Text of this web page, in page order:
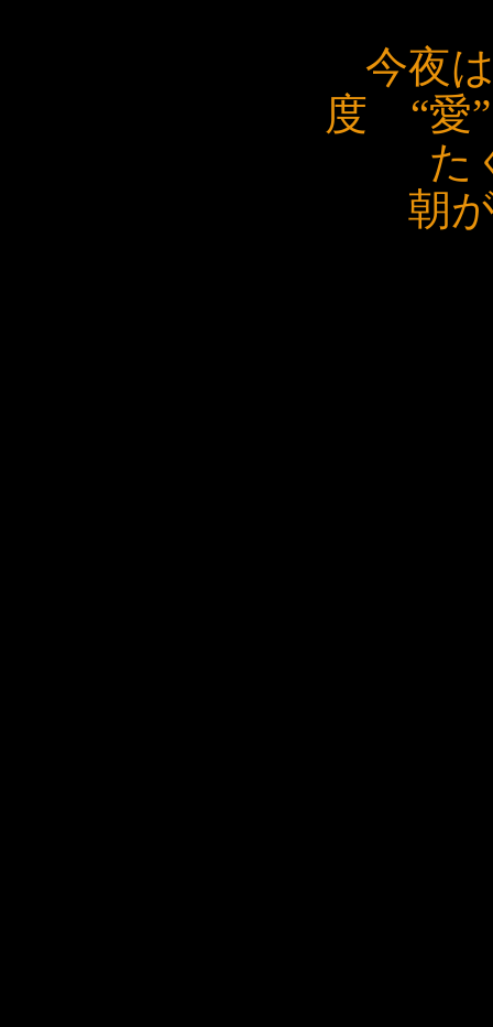
今夜
度 “愛
た
朝